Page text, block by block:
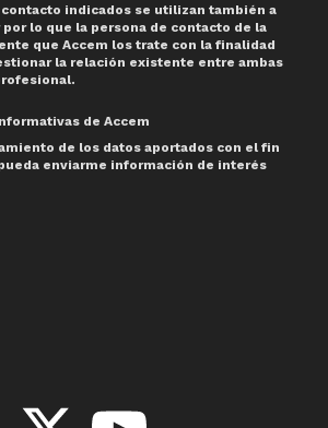
indicados se utilizan también a
lo que la persona de contacto de la
que Accem los trate con la finalidad
la relación existente entre ambas
de Accem
de los datos aportados con el fin
enviarme información de interés